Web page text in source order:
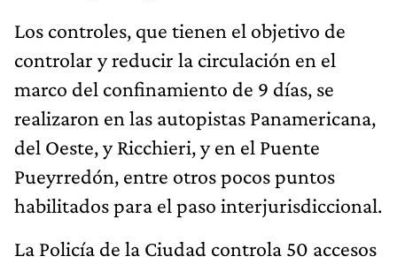
Los controles, que tienen el objetivo de
controlar y reducir la circulación en el
marco del confinamiento de 9 días, se
realizaron en las autopistas Panamericana,
del Oeste, y Ricchieri, y en el Puente
Pueyrredón, entre otros pocos puntos
habilitados para el paso interjurisdiccional.
La Policía de la Ciudad controla 50 accesos